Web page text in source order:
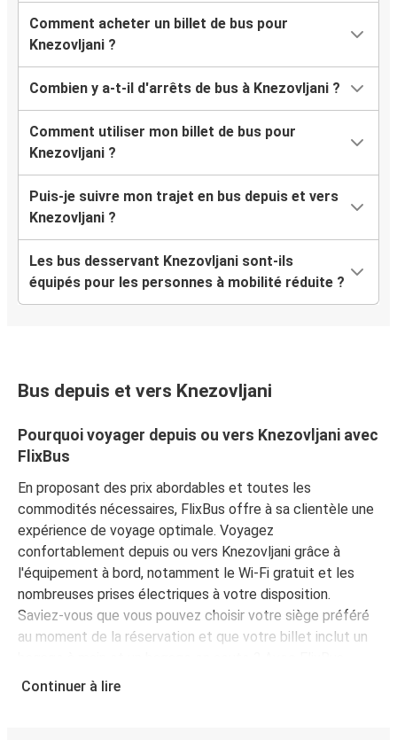
Comment acheter un billet de bus pour
Knezovljani ?
Combien y a-t-il d'arrêts de bus à Knezovljani ?
Comment utiliser mon billet de bus pour
Knezovljani ?
Puis-je suivre mon trajet en bus depuis et vers
Knezovljani ?
Les bus desservant Knezovljani sont-ils
équipés pour les personnes à mobilité réduite ?
Bus depuis et vers Knezovljani
Pourquoi voyager depuis ou vers Knezovljani avec
FlixBus
En proposant des prix abordables et toutes les
commodités nécessaires, FlixBus offre à sa clientèle une
expérience de voyage optimale. Voyagez
confortablement depuis ou vers Knezovljani grâce à
l'équipement à bord, notamment le Wi-Fi gratuit et les
nombreuses prises électriques à votre disposition.
Saviez-vous que vous pouvez choisir votre siège préféré
au moment de la réservation et que votre billet inclut un
voyagez l'esprit tranquille !
Continuer à lire